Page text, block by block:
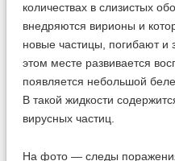
количествах в слизистых
внедряются вирионы и
новые частицы, погибают и
этом месте развивается
появляется небольшой
В такой жидкости
вирусных частиц.
На фото — следы